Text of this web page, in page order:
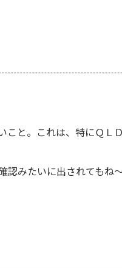
と。これは、特にＱＬ
みたいに出されてもね